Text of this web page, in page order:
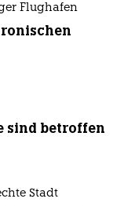
Flughafen
sind betroffen
Stadt